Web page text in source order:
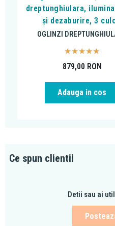
dreptunghiulara,
și dezaburire, 3
OGLINZI
879,00 RON
Adauga in cos
Ce spun clientii
Detii sau ai